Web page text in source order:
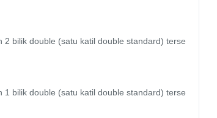
bilik double (satu katil double standard) terse
bilik double (satu katil double standard) terse